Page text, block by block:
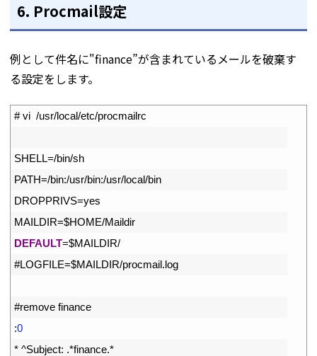
6. Procmail設定
例として件名に"finance”が含まれているメールを破棄す
る設定をします。
# vi  /usr/local/etc/procmailrc
SHELL=/bin/sh
PATH=/bin:/usr/bin:/usr/local/bin
DROPPRIVS=yes
MAILDIR=$HOME/Maildir
DEFAULT=$MAILDIR/
#LOGFILE=$MAILDIR/procmail.log
#remove finance
:0
* ^Subject: .*finance.*